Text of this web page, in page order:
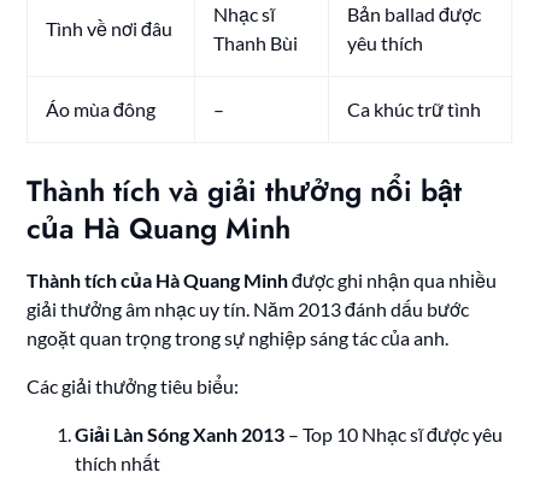
Tình về nơi đâu
Nhạc sĩ
Thanh Bùi
Bản ballad được
yêu thích
Áo mùa đông – Ca khúc trữ tình
Thành tích và giải thưởng nổi bật
của Hà Quang Minh
Thành tích của Hà Quang Minhđược ghi nhận qua nhiều
giải thưởng âm nhạc uy tín. Năm 2013 đánh dấu bước
ngoặt quan trọng trong sự nghiệp sáng tác của anh.
Các giải thưởng tiêu biểu:
Giải Làn Sóng Xanh 2013 – Top 10 Nhạc sĩ được yêu
thích nhất